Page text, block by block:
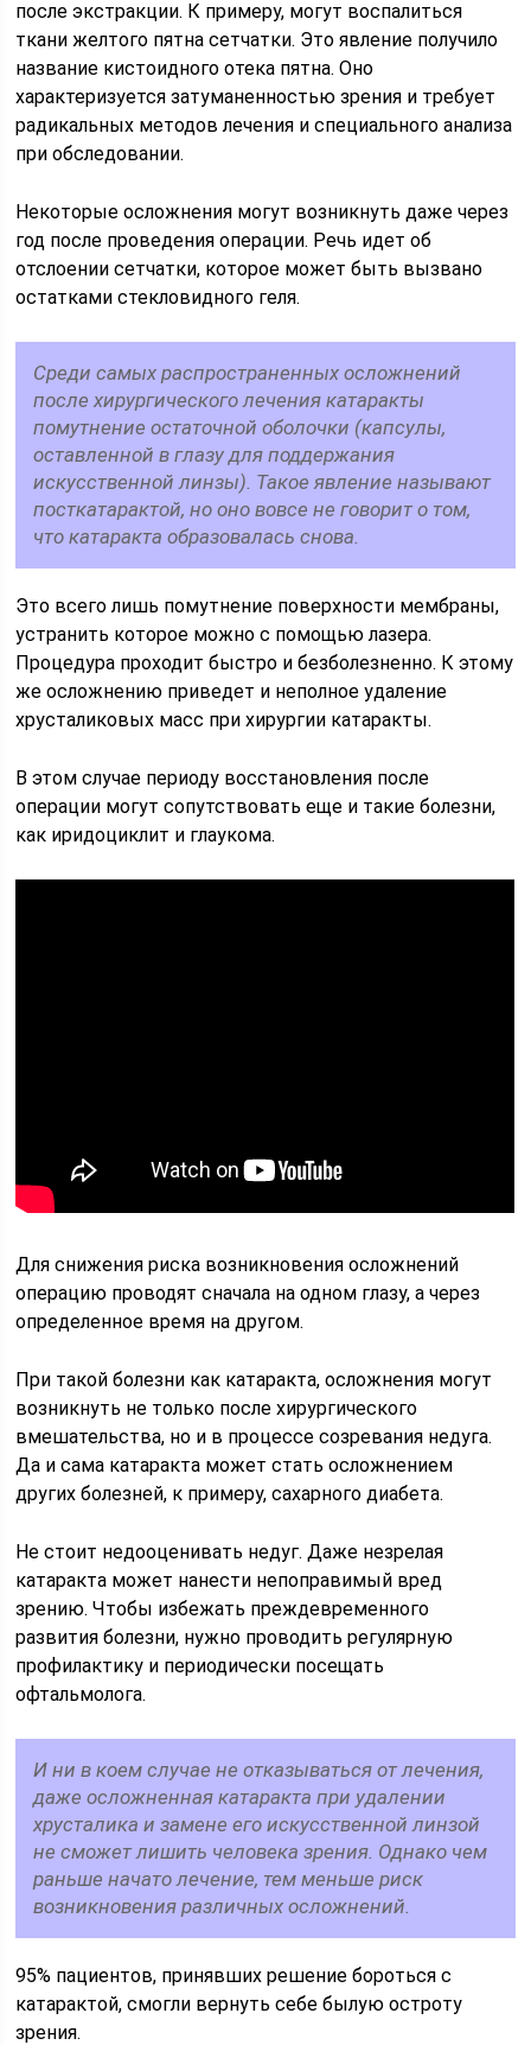
после экстракции. К примеру, могут воспалиться
ткани желтого пятна сетчатки. Это явление получило
название кистоидного отека пятна. Оно
характеризуется затуманенностью зрения и требует
радикальных методов лечения и специального анализа
при обследовании.
Некоторые осложнения могут возникнуть даже через
год после проведения операции. Речь идет об
отслоении сетчатки, которое может быть вызвано
остатками стекловидного геля.
Среди самых распространенных осложнений
после хирургического лечения катаракты
помутнение остаточной оболочки (капсулы,
оставленной в глазу для поддержания
искусственной линзы). Такое явление называют
посткатарактой, но оно вовсе не говорит о том,
что катаракта образовалась снова.
Это всего лишь помутнение поверхности мембраны,
устранить которое можно с помощью лазера.
Процедура проходит быстро и безболезненно. К этому
же осложнению приведет и неполное удаление
хрусталиковых масс при хирургии катаракты.
В этом случае периоду восстановления после
операции могут сопутствовать еще и такие болезни,
как иридоциклит и глаукома.
Для снижения риска возникновения осложнений
операцию проводят сначала на одном глазу, а через
определенное время на другом.
При такой болезни как катаракта, осложнения могут
возникнуть не только после хирургического
вмешательства, но и в процессе созревания недуга.
Да и сама катаракта может стать осложнением
других болезней, к примеру, сахарного диабета.
Не стоит недооценивать недуг. Даже незрелая
катаракта может нанести непоправимый вред
зрению. Чтобы избежать преждевременного
развития болезни, нужно проводить регулярную
профилактику и периодически посещать
офтальмолога.
И ни в коем случае не отказываться от лечения,
даже осложненная катаракта при удалении
хрусталика и замене его искусственной линзой
не сможет лишить человека зрения. Однако чем
раньше начато лечение, тем меньше риск
возникновения различных осложнений.
95% пациентов, принявших решение бороться с
катарактой, смогли вернуть себе былую остроту
зрения.